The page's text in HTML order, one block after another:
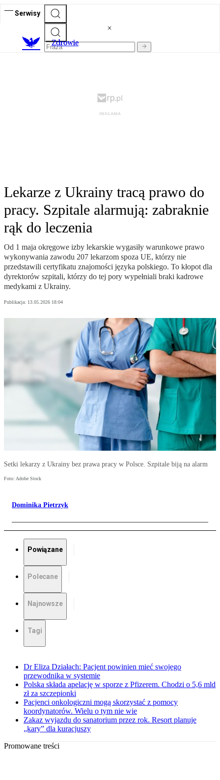
Serwisy
Zdrowie
Lekarze z Ukrainy tracą prawo do
pracy. Szpitale alarmują: zabraknie
rąk do leczenia
Od 1 maja okręgowe izby lekarskie wygasiły warunkowe prawo
wykonywania zawodu 207 lekarzom spoza UE, którzy nie
przedstawili certyfikatu znajomości języka polskiego. To kłopot dla
dyrektorów szpitali, którzy do tej pory wypełniali braki kadrowe
medykami z Ukrainy.
Publikacja: 13.05.2026 18:04
Setki lekarzy z Ukrainy bez prawa pracy w Polsce. Szpitale biją na alarm
Foto: Adobe Stock
Dominika Pietrzyk
Powiązane
Polecane
Najnowsze
Tagi
Dr Eliza Działach: Pacjent powinien mieć swojego
przewodnika w systemie
Polska składa apelację w sporze z Pfizerem. Chodzi o 5,6 mld
zł za szczepionki
Pacjenci onkologiczni mogą skorzystać z pomocy
koordynatorów. Wielu o tym nie wie
Zakaz wyjazdu do sanatorium przez rok. Resort planuje
„kary” dla kuracjuszy
Promowane treści